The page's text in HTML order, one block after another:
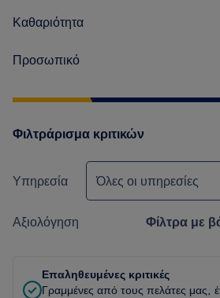
Καθαριότητα
Προσωπικό
Φιλτράρισμα κριτικών
Υπηρεσία Όλες οι υπηρεσίες
Αξιολόγηση Φίλτρα με
Επαληθευμένες κριτικές
Γραμμένες από τους πελάτες μας,